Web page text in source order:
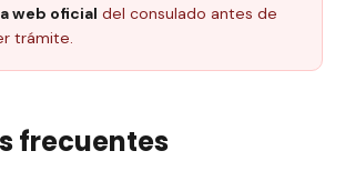
web oficial del consulado antes de
trámite.
frecuentes